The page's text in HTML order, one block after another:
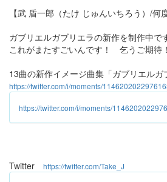
【武 盾一郎（たけ じゅんいちろう）/何
ガブリエルガブリエラの新作を制作中で
これがまたすごいんです！ 乞うご期待！
13曲の新作イメージ曲集「ガブリエルガ
https://twitter.com/i/moments/
https://twitter.com/i/moments/
Twitter https://twitter.com/Take_J